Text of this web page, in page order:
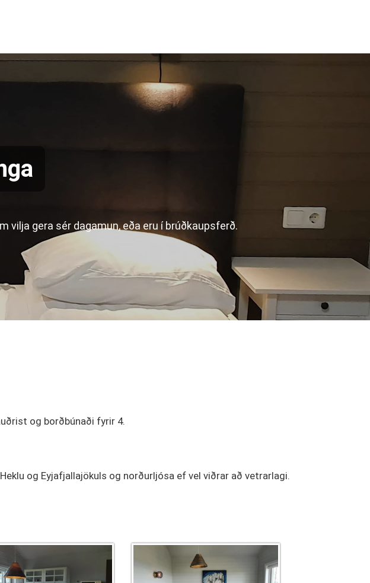
vilja gera sér dagamun, eða eru í brúðkaupsferð.
og borðbúnaði fyrir 4.
og Eyjafjallajökuls og norðurljósa ef vel viðrar að vetrarlagi.